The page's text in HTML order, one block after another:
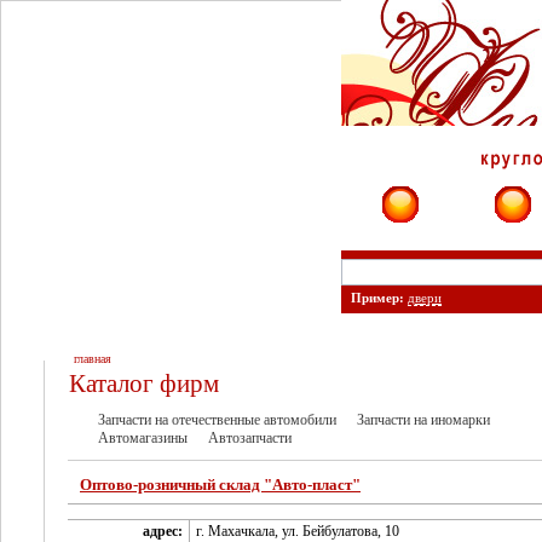
Пример: двери
главная
Каталог фирм
Запчасти на отечественные автомобили
Запчасти на иномарки
Автомагазины
Автозапчасти
Оптово-розничный склад "Авто-пласт"
адрес: г. Махачкала, ул. Бейбулатова, 10